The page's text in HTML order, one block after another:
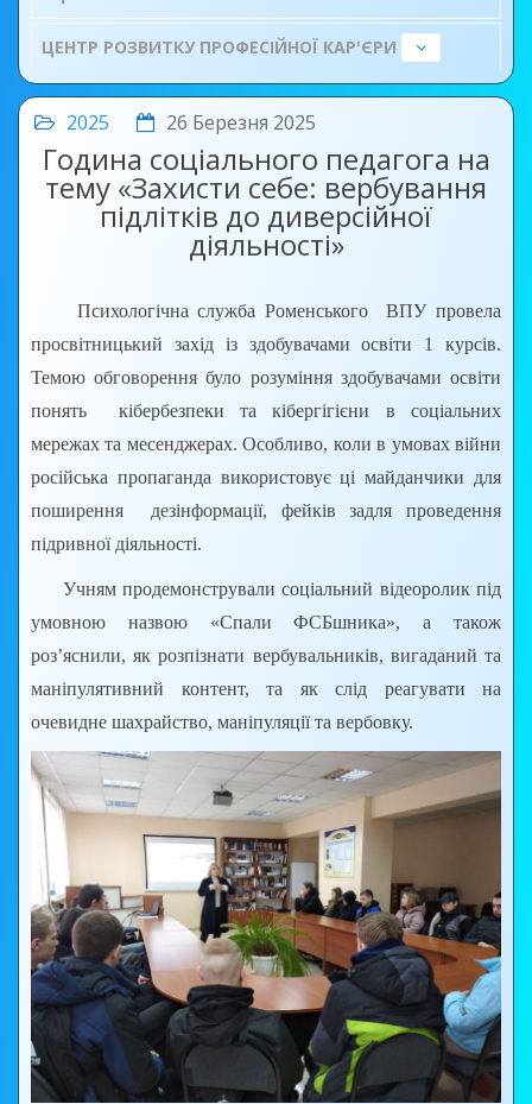
ЦЕНТР РОЗВИТКУ ПРОФЕСІЙНОЇ КАР'ЄРИ
2025 26 Березня 2025
Година соціального педагога на
тему «Захисти себе: вербування
підлітків до диверсійної
діяльності»
Психологічна служба Роменського ВПУ провела
просвітницький захід із здобувачами освіти 1 курсів.
Темою обговорення було розуміння здобувачами освіти
понять кібербезпеки та кібергігієни в соціальних
мережах та месенджерах. Особливо, коли в умовах війни
російська пропаганда використовує ці майданчики для
поширення дезінформації, фейків задля проведення
підривної діяльності.
Учням продемонстрували соціальний відеоролик під
умовною назвою «Спали ФСБшника», а також
роз’яснили, як розпізнати вербувальників, вигаданий та
маніпулятивний контент, та як слід реагувати на
очевидне шахрайство, маніпуляції та вербовку.